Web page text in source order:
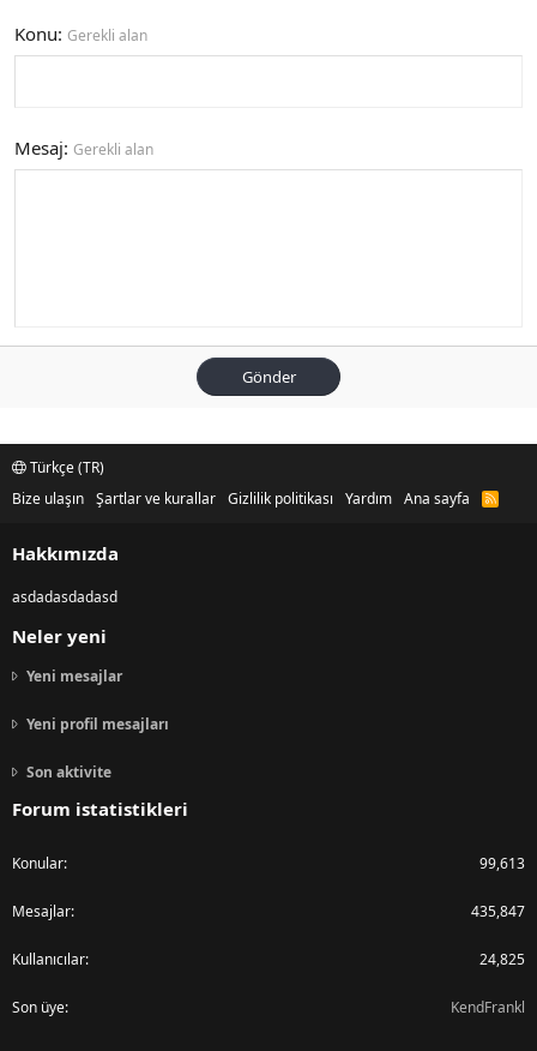
Konu Gerekli alan
Mesaj Gerekli alan
Gönder
Türkçe (TR)
Bize ulaşın Şartlar ve kurallar Gizlilik politikası Yardım Ana sayfa
R
Hakkımızda
asdadasdadasd
Neler yeni
Yeni mesajlar
Yeni profil mesajları
Son aktivite
Forum istatistikleri
Konular 99,613
Mesajlar 435,847
Kullanıcılar 24,825
Son üye KendFrankl